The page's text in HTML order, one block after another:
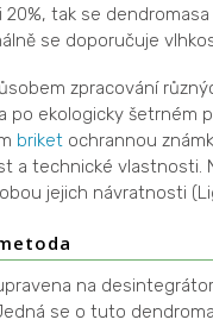
20%, tak se
se doporučuje
zpracování
po ekologicky šetrném
briket ochrannou
a technické vlastnosti.
jejich návratnosti
na
se o tuto